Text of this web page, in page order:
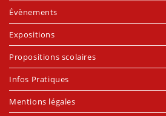
Évènements
Expositions
Propositions scolaires
Infos Pratiques
Mentions légales